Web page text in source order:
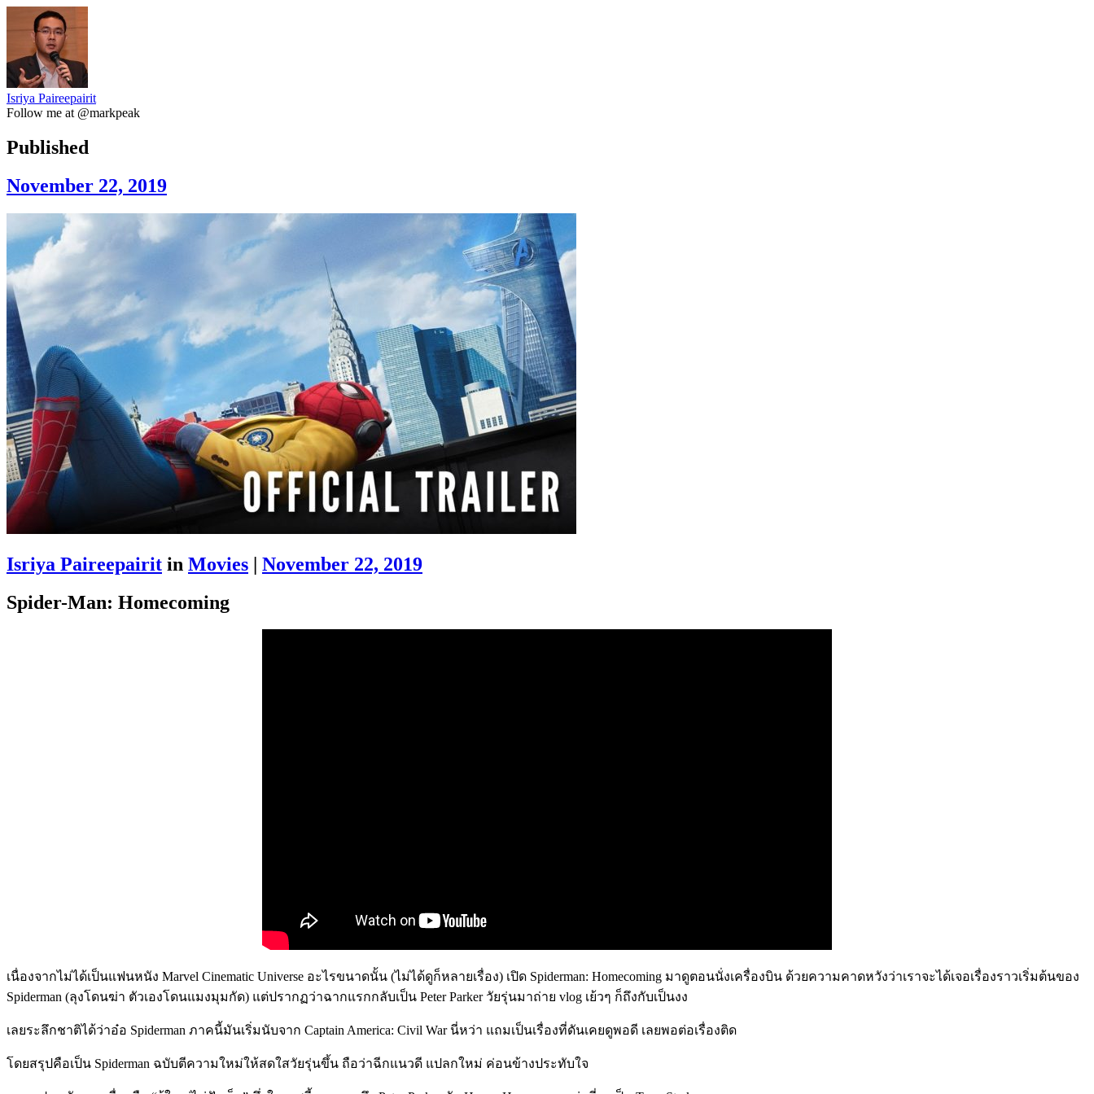
Isriya Paireepairit
Follow me at @markpeak
Published
November 22, 2019
Isriya Paireepairit in Movies | November 22, 2019
Spider-Man: Homecoming
เนื่องจากไม่ได้เป็นแฟนหนัง Marvel Cinematic Universe อะไรขนาดนั้น (ไม่ได้ดูก็หลายเรื่อง) เปิด Spiderman: Homecoming มาดูตอนนั่งเครื่องบิน ด้วยความคาดหวังว่าเราจะได้เจอเรื่องราวเริ่มต้นของ
Spiderman (ลุงโดนฆ่า ตัวเองโดนแมงมุมกัด) แต่ปรากฏว่าฉากแรกกลับเป็น Peter Parker วัยรุ่นมาถ่าย vlog เย้วๆ ก็ถึงกับเป็นงง
เลยระลึกชาติได้ว่าอ๋อ Spiderman ภาคนี้มันเริ่มนับจาก Captain America: Civil War นี่หว่า แถมเป็นเรื่องที่ดันเคยดูพอดี เลยพอต่อเรื่องติด
โดยสรุปคือเป็น Spiderman ฉบับตีความใหม่ให้สดใสวัยรุ่นขึ้น ถือว่าฉีกแนวดี แปลกใหม่ ค่อนข้างประทับใจ